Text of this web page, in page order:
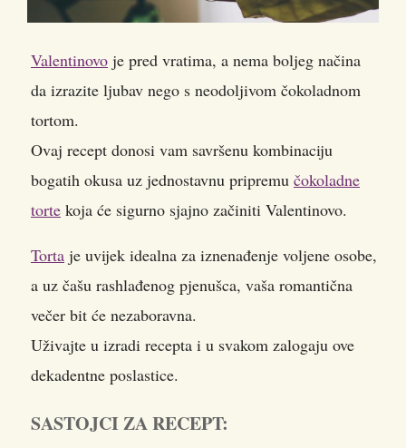
Valentinovo je pred vratima, a nema boljeg načina
da izrazite ljubav nego s neodoljivom čokoladnom
tortom.
Ovaj recept donosi vam savršenu kombinaciju
bogatih okusa uz jednostavnu pripremu čokoladne
torte koja će sigurno sjajno začiniti Valentinovo.
Torta je uvijek idealna za iznenađenje voljene osobe,
a uz čašu rashlađenog pjenušca, vaša romantična
večer bit će nezaboravna.
Uživajte u izradi recepta i u svakom zalogaju ove
dekadentne poslastice.
SASTOJCI ZA RECEPT: